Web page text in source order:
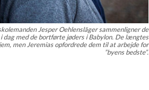
Jesper Oehlensläger sammenligner de
dag med de bortførte jøders i Babylon. De længtes
men Jeremias opfordrede dem til at arbejde for
”byens bedste”.